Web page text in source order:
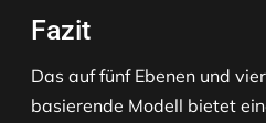
Fazit
Das auf fünf Ebenen und
basierende Modell bietet